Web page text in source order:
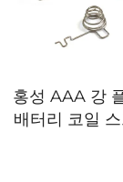
홍성 AAA 강
배터리 코일